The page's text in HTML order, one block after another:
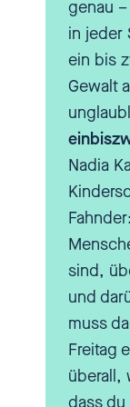
der
wirklich
heißt,
wobei
sehr
um rein
genau
in jeder
ein bis
Gewalt
Nadia
sind,
und
muss
Freitag
überall,
dass